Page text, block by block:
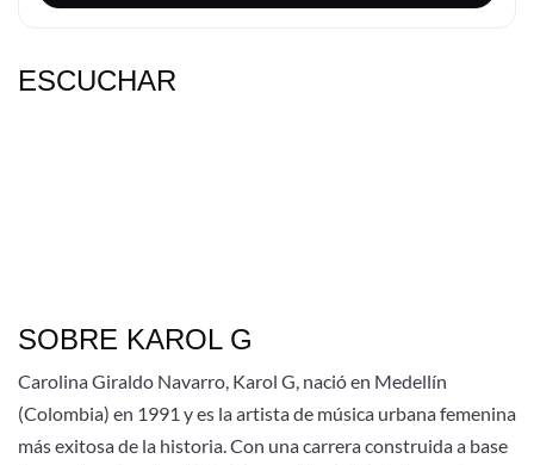
ESCUCHAR
SOBRE KAROL G
Carolina Giraldo Navarro, Karol G, nació en Medellín
(Colombia) en 1991 y es la artista de música urbana femenina
más exitosa de la historia. Con una carrera construida a base